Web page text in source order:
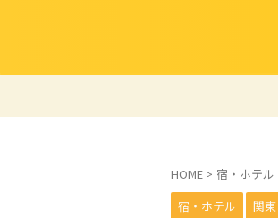
HOME > 宿・ホテル
宿・ホテル
関東